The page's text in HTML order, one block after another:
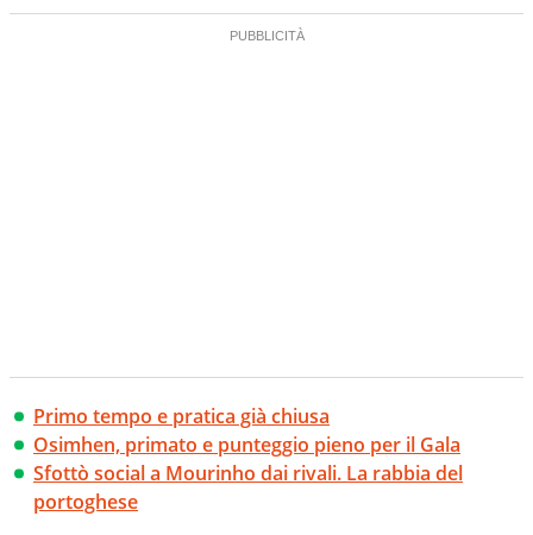
Primo tempo e pratica già chiusa
Osimhen, primato e punteggio pieno per il Gala
Sfottò social a Mourinho dai rivali. La rabbia del
portoghese